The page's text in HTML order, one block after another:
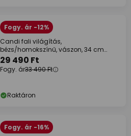
Fogy. ár -12%
Candi fali világítás,
bézs/homokszínű, vászon, 34 cm
magas, E27
29 490 Ft
Fogy. ár33 490 Ft
Raktáron
Fogy. ár -16%